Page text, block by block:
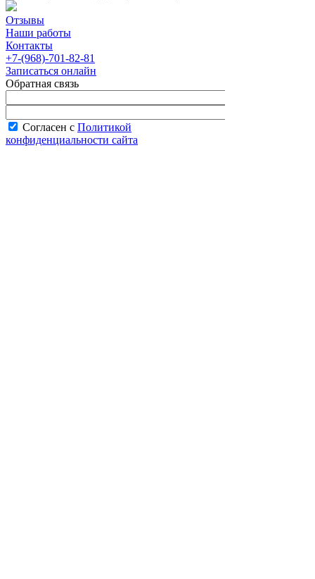
Отзывы
Наши работы
Контакты
+7-(968)-701-82-81
Записаться онлайн
Обратная связь
Согласен с Политикой
конфиденциальности сайта